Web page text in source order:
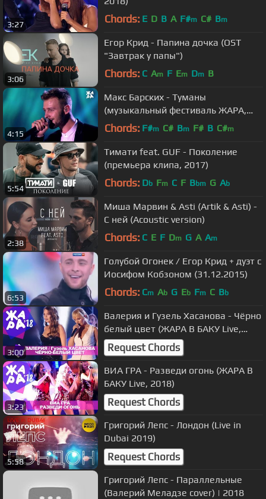
3:27 Chords: E D B A F#m C# Bm
3:06
Егор Крид - Папина дочка (OST
"Завтрак у папы")
Chords: C Am F Em Dm B
4:15
Макс Барских - Туманы
(музыкальный фестиваль ЖАРА,
2017)
Chords: F#m C# Bm F# B C#m
5:54
Тимати feat. GUF - Поколение
(премьера клипа, 2017)
Chords: Db Fm C F Bbm G Ab
2:38
Миша Марвин & Asti (Artik & Asti) -
С ней (Acoustic version)
Chords: C E F Dm G A Am
6:53
Голубой Огонек / Егор Крид + дуэт с
Иосифом Кобзоном (31.12.2015)
Chords: Cm Ab G Eb Fm C Bb
3:00
Валерия и Гузель Хасанова - Чёрно
белый цвет (ЖАРА В БАКУ Live,
2018)
Request Chords
3:23
ВИА ГРА - Разведи огонь (ЖАРА В
БАКУ Live, 2018)
Request Chords
5:58
Григорий Лепс - Лондон (Live in
Dubai 2019)
Request Chords
Григорий Лепс - Параллельные
(Валерий Меладзе cover) | 2018